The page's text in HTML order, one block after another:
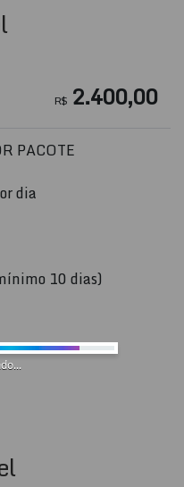
R$ 2.400,00
PACOTE
dia
10 dias)